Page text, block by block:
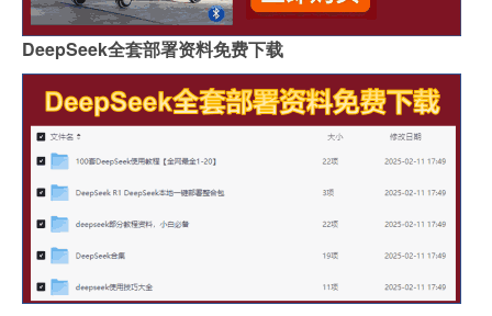
DeepSeek全套部署资料免费下载